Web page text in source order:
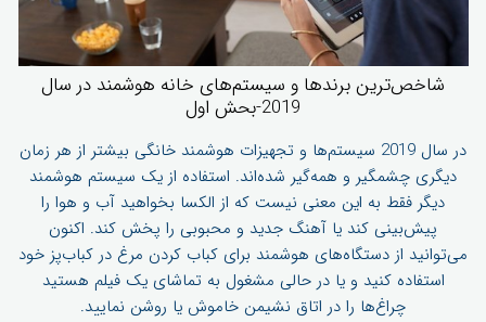
شاخص‌ترین برندها و سیستم‌های خانه هوشمند در سال
2019-بحش اول
در سال 2019 سیستم‌ها و تجهیزات هوشمند خانگی بیشتر از هر زمان
دیگری چشمگیر و همه‌گیر شده‌اند. استفاده از یک سیستم هوشمند
دیگر فقط به این معنی نیست که از الکسا بخواهید آب و هوا را
پیش‌بینی کند یا آهنگ جدید و محبوبی را پخش کند. اکنون
می‌توانید از دستگاه‌های هوشمند برای کباب کردن مرغ در کباب‌پز خود
استفاده کنید و یا در حالی مشغول به تماشای یک فیلم هستید
چراغ‌ها را در اتاق نشیمن خاموش یا روشن نمایید.